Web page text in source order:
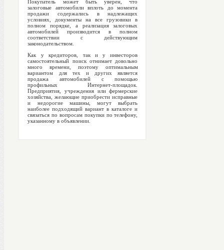
Покупатель может быть уверен, что
залоговые автомобили
вплоть до момента
продажи содержались в надлежащих
условиях, документы на все грузовики в
полном порядке, а реализация залоговых
автомобилей производится в полном
соответствии с действующим
законодательством.
Как у кредиторов, так и у инвесторов
самостоятельный поиск отнимает довольно
много времени, поэтому оптимальным
вариантом для тех и других является
продажа автомобилей с помощью
профильных Интернет-площадок.
Предприятия, учреждения или фермерские
хозяйства, желающие приобрести исправные
и недорогие машины, могут выбрать
наиболее подходящий вариант в каталоге и
связаться по вопросам покупки по телефону,
указанному в объявлении.